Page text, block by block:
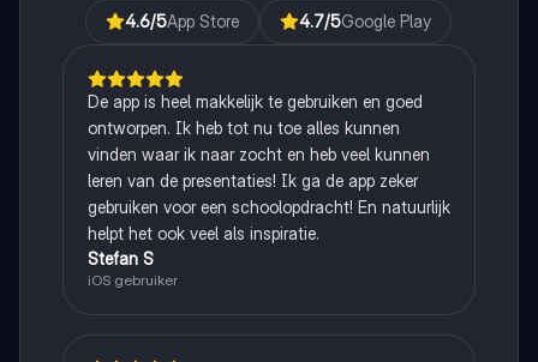
4.6/5App Store 4.7/5Google Play
De app is heel makkelijk te gebruiken en goed
ontworpen. Ik heb tot nu toe alles kunnen
vinden waar ik naar zocht en heb veel kunnen
leren van de presentaties! Ik ga de app zeker
gebruiken voor een schoolopdracht! En natuurlijk
helpt het ook veel als inspiratie.
Stefan S
iOS gebruiker